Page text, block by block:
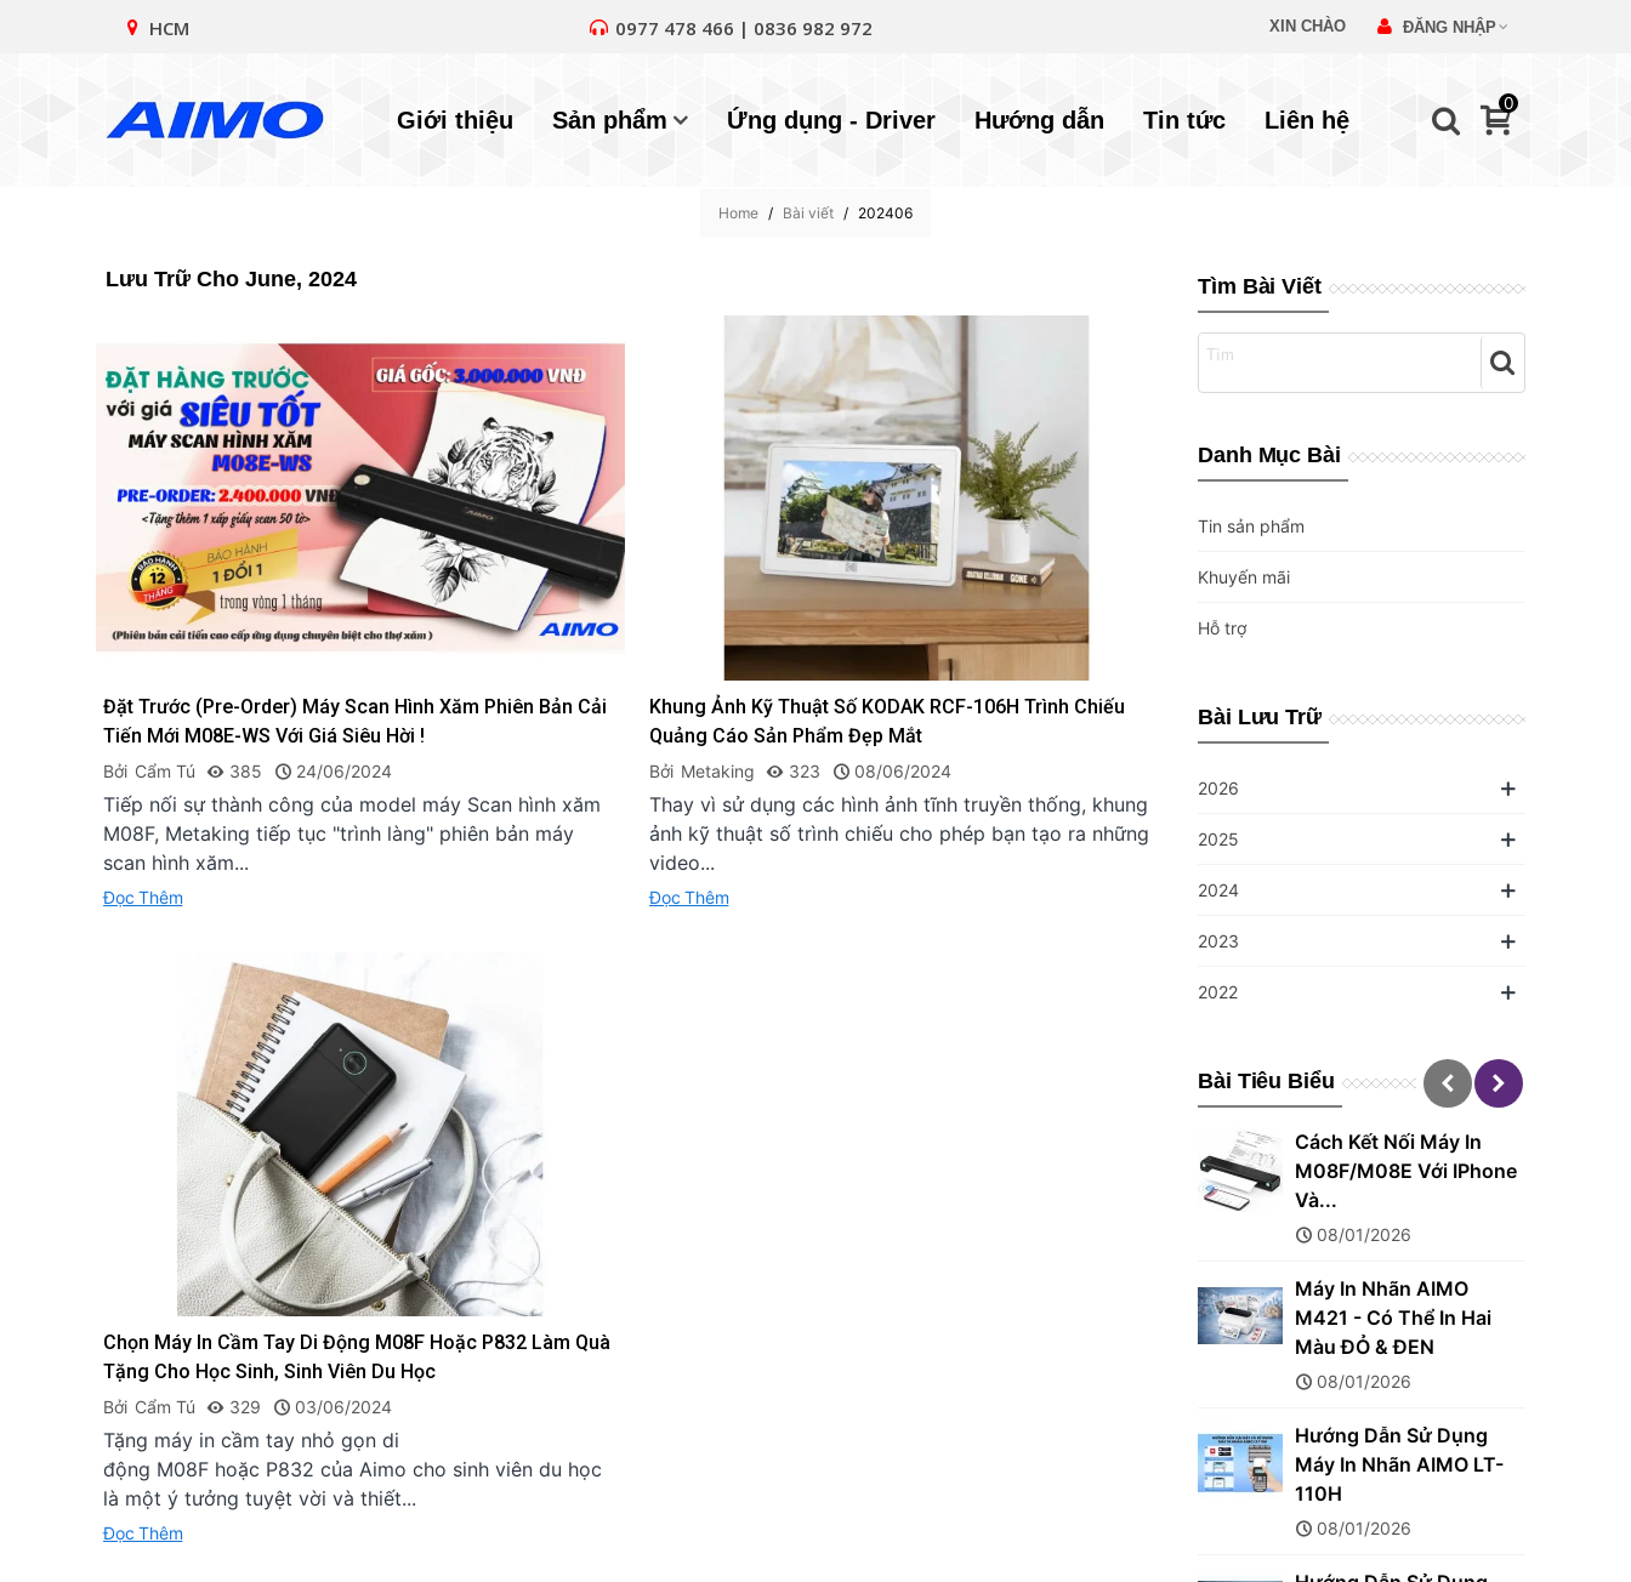
HCM 0977 478 466 | 0836 982 972 XIN CHÀO ĐĂNG NHẬP
Giới thiệu Sản phẩm Ứng dụng - Driver Hướng dẫn Tin tức Liên hệ
0
Home / Bài viết / 202406
Tìm Bài Viết
Danh Mục Bài
Tin sản phẩm
Khuyến mãi
Hỗ trợ
Bài Lưu Trữ
2026
2025
2024
2023
2022
Bài Tiêu Biểu
Cách Kết Nối Máy In
M08F/M08E Với IPhone
Và...
08/01/2026
Máy In Nhãn AIMO
M421 - Có Thể In Hai
Màu ĐỎ & ĐEN
08/01/2026
Hướng Dẫn Sử Dụng
Máy In Nhãn AIMO LT-
110H
08/01/2026
Lưu Trữ Cho June, 2024
Đặt Trước (Pre-Order) Máy Scan Hình Xăm Phiên Bản Cải
Tiến Mới M08E-WS Với Giá Siêu Hời !
Bởi Cẩm Tú 385 24/06/2024
Tiếp nối sự thành công của model máy Scan hình xăm
M08F, Metaking tiếp tục "trình làng" phiên bản máy
scan hình xăm...
Đọc Thêm
Khung Ảnh Kỹ Thuật Số KODAK RCF-106H Trình Chiếu
Quảng Cáo Sản Phẩm Đẹp Mắt
Bởi Metaking 323 08/06/2024
Thay vì sử dụng các hình ảnh tĩnh truyền thống, khung
ảnh kỹ thuật số trình chiếu cho phép bạn tạo ra những
video...
Đọc Thêm
Chọn Máy In Cầm Tay Di Động M08F Hoặc P832 Làm Quà
Tặng Cho Học Sinh, Sinh Viên Du Học
Bởi Cẩm Tú 329 03/06/2024
Tặng máy in cầm tay nhỏ gọn di
động M08F hoặc P832 của Aimo cho sinh viên du học
là một ý tưởng tuyệt vời và thiết...
Đọc Thêm